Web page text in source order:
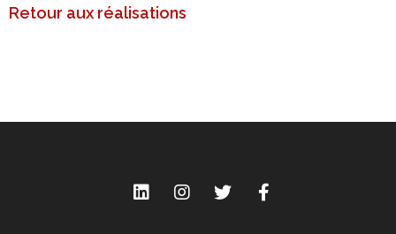
Retour aux réalisations